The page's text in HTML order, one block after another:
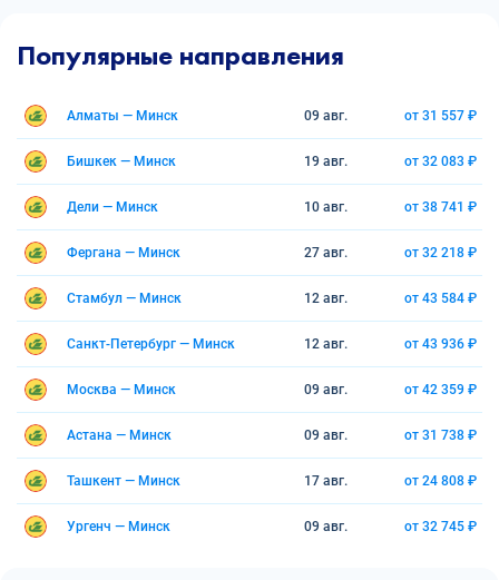
Популярные направления
Алматы — Минск 09 авг. от 31 557 ₽
Бишкек — Минск 19 авг. от 32 083 ₽
Дели — Минск 10 авг. от 38 741 ₽
Фергана — Минск 27 авг. от 32 218 ₽
Стамбул — Минск 12 авг. от 43 584 ₽
Санкт-Петербург — Минск 12 авг. от 43 936 ₽
Москва — Минск 09 авг. от 42 359 ₽
Астана — Минск 09 авг. от 31 738 ₽
Ташкент — Минск 17 авг. от 24 808 ₽
Ургенч — Минск 09 авг. от 32 745 ₽